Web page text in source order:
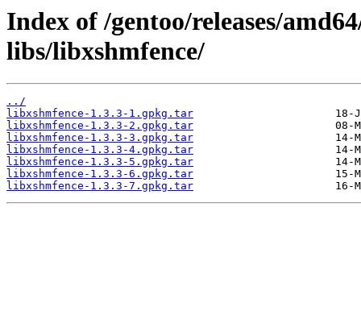
Index of /gentoo/releases/
libs/libxshmfence/
../
libxshmfence-1.3.3-1.gpkg.tar
libxshmfence-1.3.3-2.gpkg.tar
libxshmfence-1.3.3-3.gpkg.tar
libxshmfence-1.3.3-4.gpkg.tar
libxshmfence-1.3.3-5.gpkg.tar
libxshmfence-1.3.3-6.gpkg.tar
libxshmfence-1.3.3-7.gpkg.tar